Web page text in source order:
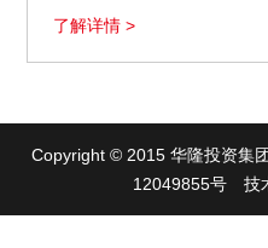
了解详情 >
Copyright © 2015 华隆投资集
12049855号
技